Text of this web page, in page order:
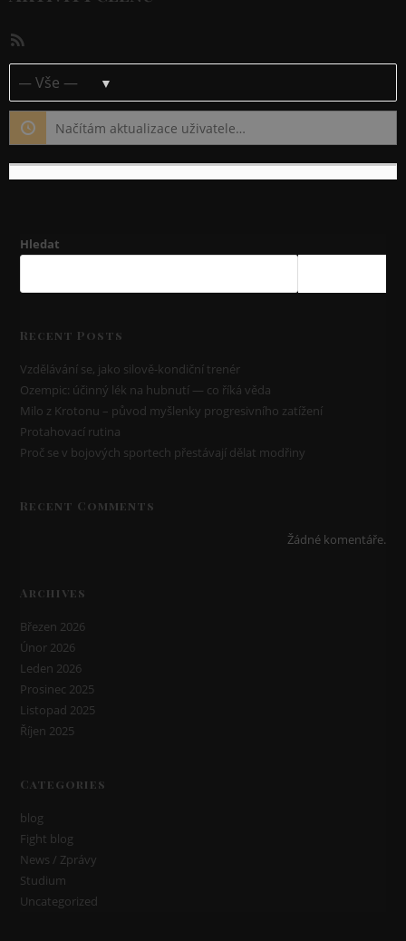
Ukázat:
Načítám aktualizace uživatele…
Hledat
Recent Posts
Vzdělávání se, jako silově-kondiční trenér
Ozempic: účinný lék na hubnutí — co říká věda
Milo z Krotonu – původ myšlenky progresivního zatížení
Protahovací rutina
Proč se v bojových sportech přestávají dělat modřiny
Recent Comments
Žádné komentáře.
Archives
Březen 2026
Únor 2026
Leden 2026
Prosinec 2025
Listopad 2025
Říjen 2025
Categories
blog
Fight blog
News / Zprávy
Studium
Uncategorized